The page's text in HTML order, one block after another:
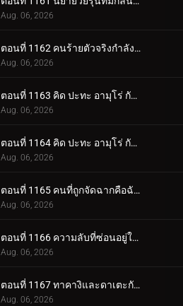
Aug. 06, 2026
ตอนที่ 1162 คนร้ายตัวจริงกำลังหลบหนี
Aug. 06, 2026
ตอนที่ 1163 คิด ปะทะ อามุโร่ กับมงกุฎราชินี (ตอนแรก)
Aug. 06, 2026
ตอนที่ 1164 คิด ปะทะ อามุโร่ กับมงกุฎราชินี (ตอนจบ)
Aug. 06, 2026
ตอนที่ 1165 คนที่ถูกจัดฉากคือฉันเอง
Aug. 06, 2026
ตอนที่ 1166 ความลับที่ซ่อนอยู่ในการ์ด
Aug. 06, 2026
ตอนที่ 1167 ทาคางิและดาเตะกับสมุดบันทึกแห่งคำสัญญา (ตอนแรก)
Aug. 06, 2026